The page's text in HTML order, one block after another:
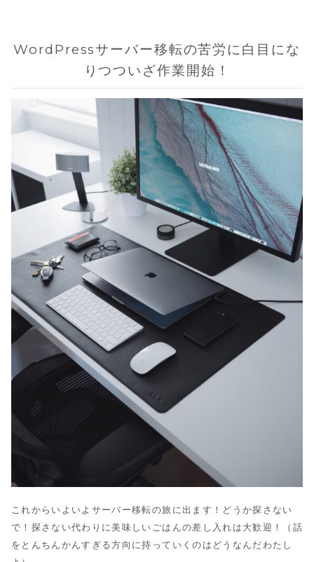
WordPressサーバー移転の苦労に白目にな
りつついざ作業開始！
これからいよいよサーバー移転の旅に出ます！どうか探さない
で！探さない代わりに美味しいごはんの差し入れは大歓迎！（話
をとんちんかんすぎる方向に持っていくのはどうなんだわたし